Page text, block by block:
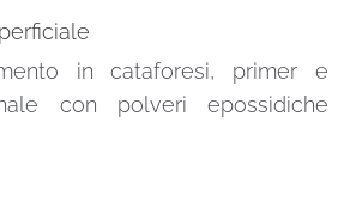
in cataforesi, primer e
con polveri epossidiche